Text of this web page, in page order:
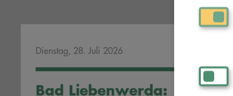
Dienstag, 28. Juli 2026
Bad Liebenwerda: